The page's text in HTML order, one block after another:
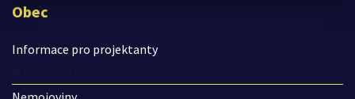
Obec
Informace pro projektanty